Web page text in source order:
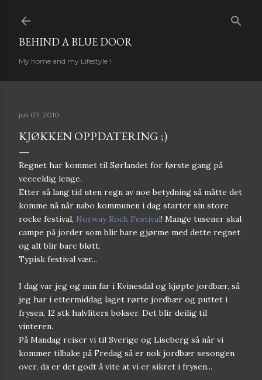
BEHIND A BLUE DOOR
My home and my Lifestyle !
juli 07, 2010
KJØKKEN OPPDATERING ;)
Regnet har kommet til Sørlandet for første gang på
veeeeldig lenge.
Etter så lang tid uten regn av noe betydning så måtte det
komme nå når nabo kommunen i dag starter sin store
rocke festival, Norway Rock Festival! Mange tusener skal
campe på jorder som blir bare gjørme med dette regnet
og alt blir bare bløtt.
Typisk festival vær...
I dag var jeg og min far i Kvinesdal og kjøpte jordbær, så
jeg har i ettermiddag laget rørte jordbær og puttet i
frysen, 12 stk halvliters bokser. Det blir deilig til
vinteren.
På Mandag reiser vi til Sverige og Liseberg så når vi
kommer tilbake på Fredag så er nok jordbær sesongen
over, da er det godt å vite at vi er sikret i frysen...